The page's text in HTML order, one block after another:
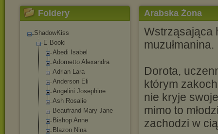
Foldery
ShadowKiss
E-Booki
Abedi Isabel
Adornetto Alexandra
Adrian Lara
Anderson Eli
Angelini Josephine
Ash Rosalie
Beaufrand Mary Jane
Bishop Anne
Blazon Nina
Arabska Żona
Wstrząsająca
muzułmanina.
Dorota,
którym
nie kryje
mimo to
zachodzi w